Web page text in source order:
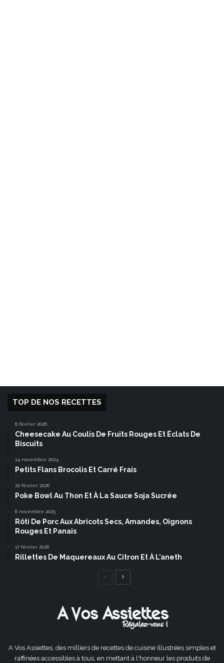
TOP DE NOS RECETTES
6 février 2026
Cheesecake Au Coulis De Fruits Rouges Et Éclats De
Biscuits
14 novembre 2024
Petits Flans Brocolis Et Carré Frais
20 février 2026
Poke Bowl Au Thon Et À La Sauce Soja Sucrée
6 novembre 2025
Rôti De Porc Aux Abricots Secs, Amandes, Oignons
Rouges Et Panais
17 février 2026
Rillettes De Maquereaux Au Citron Et À L’aneth
Page
A Vos Assiettes, des milliers de recettes de cuisine illustrées simples et
raffinées accessibles à tous, en mettant à l'honneur les produits de